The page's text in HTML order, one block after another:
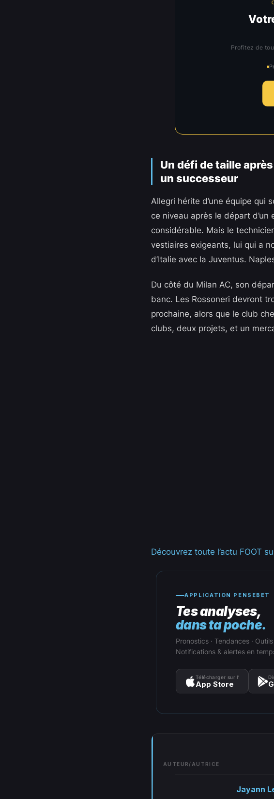
Profitez de
Un défi de taille
un successeur
Allegri hérite d’une équipe qui
ce niveau après le départ
considérable. Mais le
vestiaires exigeants, lui qui a
d’Italie avec la Juventus.
Du côté du Milan AC, son
banc. Les Rossoneri devront
prochaine, alors que le club
clubs, deux projets, et un
Découvrez toute l’actu FOOT
APPLICATION PENSEBET
Tes analyses,
dans ta poche.
Pronostics · Tendances ·
Notifications & alertes en
Télécharger sur l’
App Store
AUTEUR/AUTRICE
Jayann